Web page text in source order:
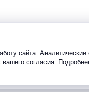
сайта.
вашего согласия.
Звонок